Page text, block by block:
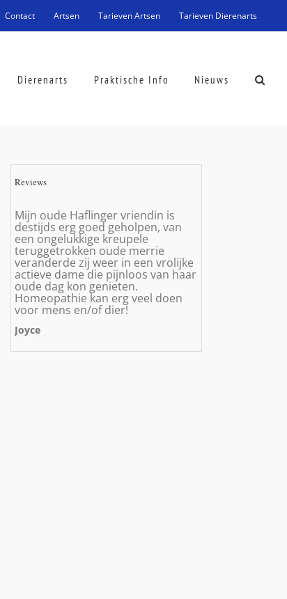
Contact Artsen Tarieven Artsen Tarieven Dierenarts
Dierenarts Praktische Info Nieuws
Reviews
Mijn oude Haflinger vriendin is
destijds erg goed geholpen, van
een ongelukkige kreupele
teruggetrokken oude merrie
veranderde zij weer in een vrolijke
actieve dame die pijnloos van haar
oude dag kon genieten.
Homeopathie kan erg veel doen
voor mens en/of dier!
Joyce